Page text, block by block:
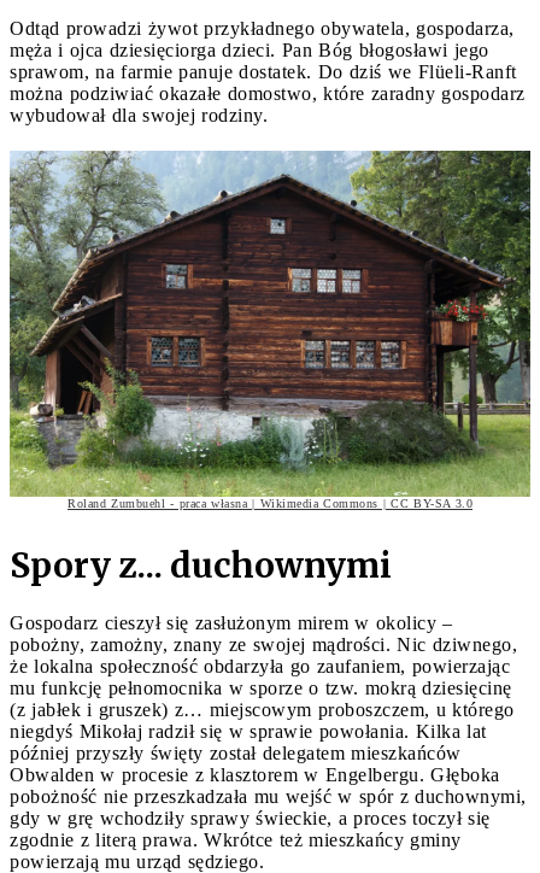
Odtąd prowadzi żywot przykładnego obywatela, gospodarza,
męża i ojca dziesięciorga dzieci. Pan Bóg błogosławi jego
sprawom, na farmie panuje dostatek. Do dziś we Flüeli-Ranft
można podziwiać okazałe domostwo, które zaradny gospodarz
wybudował dla swojej rodziny.
Roland Zumbuehl - praca własna | Wikimedia Commons | CC BY-SA 3.0
Spory z... duchownymi
Gospodarz cieszył się zasłużonym mirem w okolicy –
pobożny, zamożny, znany ze swojej mądrości. Nic dziwnego,
że lokalna społeczność obdarzyła go zaufaniem, powierzając
mu funkcję pełnomocnika w sporze o tzw. mokrą dziesięcinę
(z jabłek i gruszek) z… miejscowym proboszczem, u którego
niegdyś Mikołaj radził się w sprawie powołania. Kilka lat
później przyszły święty został delegatem mieszkańców
Obwalden w procesie z klasztorem w Engelbergu. Głęboka
pobożność nie przeszkadzała mu wejść w spór z duchownymi,
gdy w grę wchodziły sprawy świeckie, a proces toczył się
zgodnie z literą prawa. Wkrótce też mieszkańcy gminy
powierzają mu urząd sędziego.